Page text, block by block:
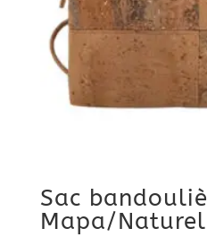
Sac
Mapa/Naturel